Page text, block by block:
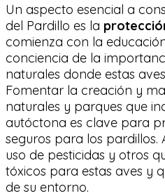
Un aspecto esencial a
del Pardillo es la
comienza con la
conciencia de la
naturales donde estas
Fomentar la creación y
naturales y parques que
autóctona es clave para
seguros para los pardillos.
uso de pesticidas y otros
tóxicos para estas aves y
de su entorno.